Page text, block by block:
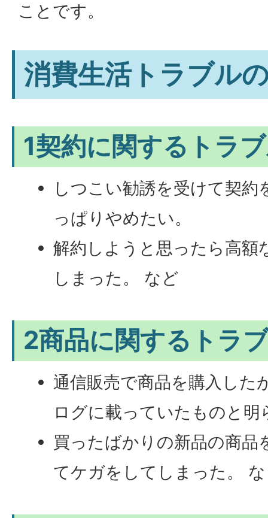
ことです。
消費生活トラブル
1契約に関するトラ
しつこい勧誘を受けて契
っぱりやめたい。
解約しようと思ったら高額
しまった。 など
2商品に関するトラ
通信販売で商品を購入した
ログに載っていたものと明
買ったばかりの新品の商品
てケガをしてしまった。